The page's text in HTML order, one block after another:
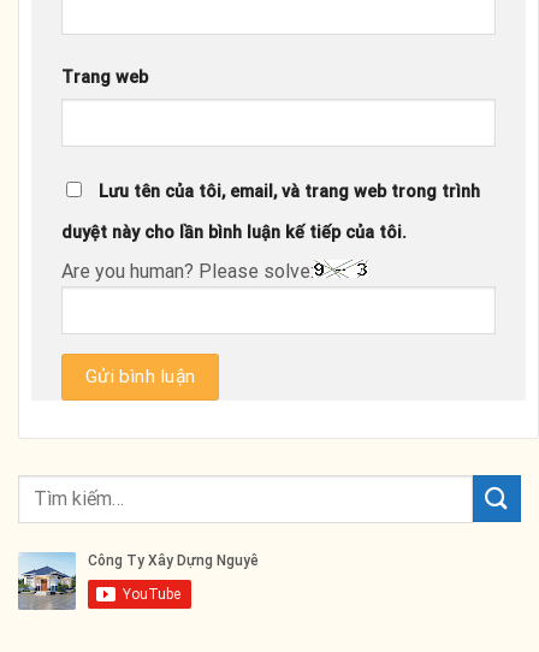
Trang web
Lưu tên của tôi, email, và trang web trong trình
duyệt này cho lần bình luận kế tiếp của tôi.
Are you human? Please solve: